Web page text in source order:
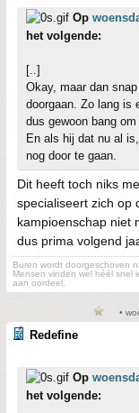
Op
het volgende:
[..]
Okay, maar dan
doorgaan. Zo lang is
dus gewoon bang
En als hij dat nu al
nog door te gaan.
Dit heeft toch niks
specialiseert zich op
kampioenschap niet
dus prima volgend
Buren wordt doorgeschoven
Mensen vinden wel héél snel
aan oordeel.
•
Redefine
Op
het volgende: